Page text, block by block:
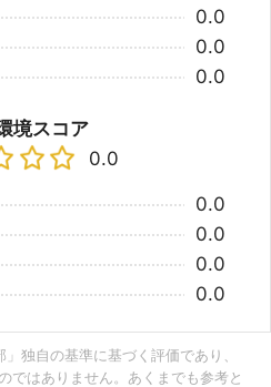
0.0
0.0
0.0
境スコア
0.0
0.0
0.0
0.0
0.0
独自の基準に基づく評価であり、
ではありません。あくまでも参考と